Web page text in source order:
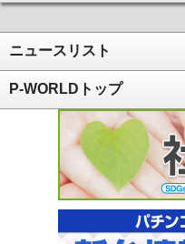
ニュースリスト
P-WORLDトップ